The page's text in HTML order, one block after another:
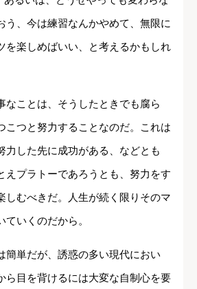
う、今は練習なんかやめて、無限に
を楽しめばいい、と考えるかもしれ
なことは、そうしたときでも腐ら
こつと努力することなのだ。これは
力した先に成功がある、などとも
えプラトーであろうとも、努力をす
しむべきだ。人生が続く限りそのマ
ていくのだから。
簡単だが、誘惑の多い現代におい
ら目を背けるには大変な自制心を要